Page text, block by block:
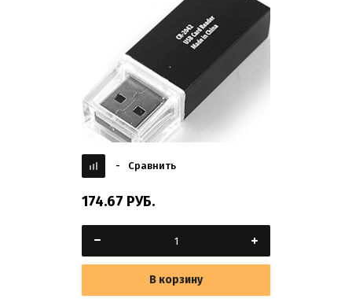
- Сравнить
174.67 РУБ.
В корзину